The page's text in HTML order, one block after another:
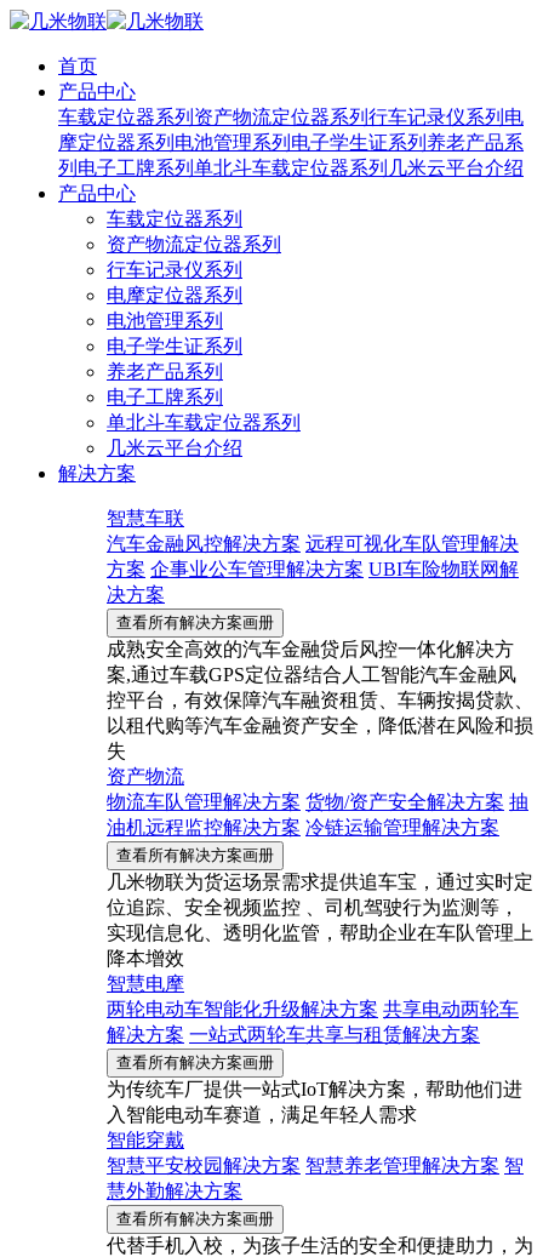
首页
产品中心
车载定位器系列 资产物流定位器系列 行车记录仪系列 电
摩定位器系列 电池管理系列 电子学生证系列 养老产品系
列 电子工牌系列 单北斗车载定位器系列 几米云平台介绍
产品中心
车载定位器系列
资产物流定位器系列
行车记录仪系列
电摩定位器系列
电池管理系列
电子学生证系列
养老产品系列
电子工牌系列
单北斗车载定位器系列
几米云平台介绍
解决方案
智慧车联
汽车金融风控解决方案 远程可视化车队管理解决
方案 企事业公车管理解决方案 UBI车险物联网解
决方案
查看所有解决方案画册
成熟安全高效的汽车金融贷后风控一体化解决方
案,通过车载GPS定位器结合人工智能汽车金融风
控平台，有效保障汽车融资租赁、车辆按揭贷款、
以租代购等汽车金融资产安全，降低潜在风险和损
失
资产物流
物流车队管理解决方案 货物/资产安全解决方案 抽
油机远程监控解决方案 冷链运输管理解决方案
查看所有解决方案画册
几米物联为货运场景需求提供追车宝，通过实时定
位追踪、安全视频监控 、司机驾驶行为监测等，
实现信息化、透明化监管，帮助企业在车队管理上
降本增效
智慧电摩
两轮电动车智能化升级解决方案 共享电动两轮车
解决方案 一站式两轮车共享与租赁解决方案
查看所有解决方案画册
为传统车厂提供一站式IoT解决方案，帮助他们进
入智能电动车赛道，满足年轻人需求
智能穿戴
智慧平安校园解决方案 智慧养老管理解决方案 智
慧外勤解决方案
查看所有解决方案画册
代替手机入校，为孩子生活的安全和便捷助力，为